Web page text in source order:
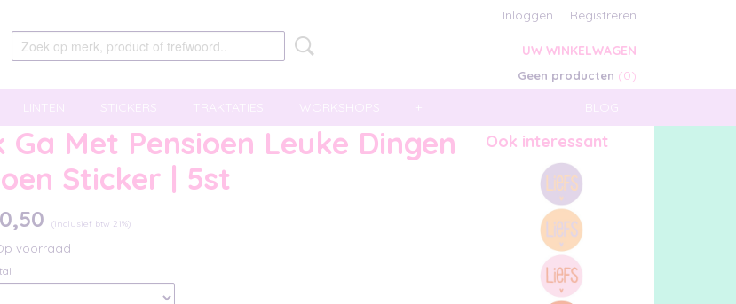
Inloggen Registreren
UW WINKELWAGEN
Geen producten (0)
BLOG
LINTEN STICKERS TRAKTATIES WORKSHOPS +
Ga Met Pensioen Leuke Dingen
Sticker | 5st
(inclusief btw 21%)
voorraad
Ook interessant